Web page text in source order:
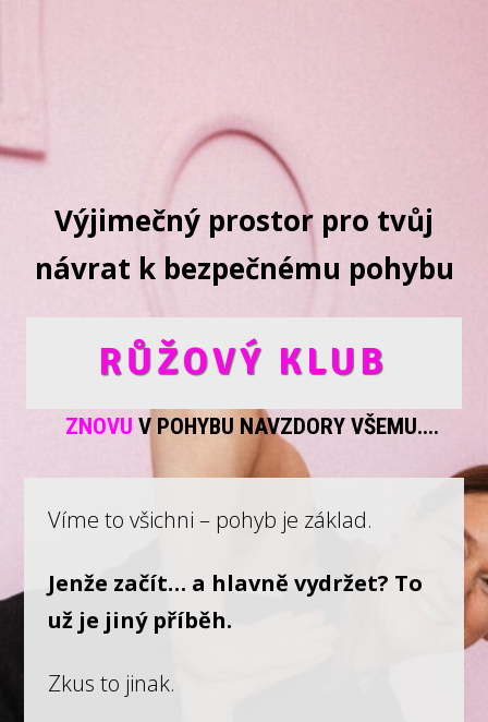
Výjimečný prostor pro tvůj
návrat k bezpečnému pohybu
RŮŽOVÝ KLUB
ZNOVU V POHYBU NAVZDORY VŠEMU....
Víme to všichni – pohyb je základ.
Jenže začít… a hlavně vydržet? To
už je jiný příběh.
Zkus to jinak.